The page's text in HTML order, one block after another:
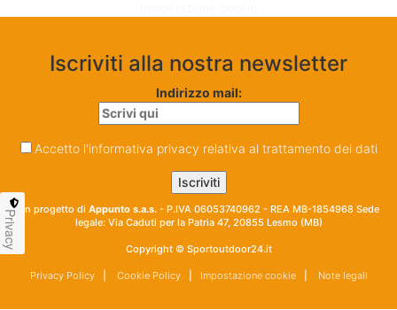
Iscriviti alla nostra newsletter
Indirizzo mail:
Accetto l'informativa privacy relativa al trattamento dei dati
Un progetto di Appunto s.a.s. - P.IVA 06053740962 - REA MB-1854968 Sede
legale: Via Caduti per la Patria 47, 20855 Lesmo (MB)
Copyright © Sportoutdoor24.it
Privacy Policy| Cookie Policy| Impostazione cookie| Note legali
Privacy